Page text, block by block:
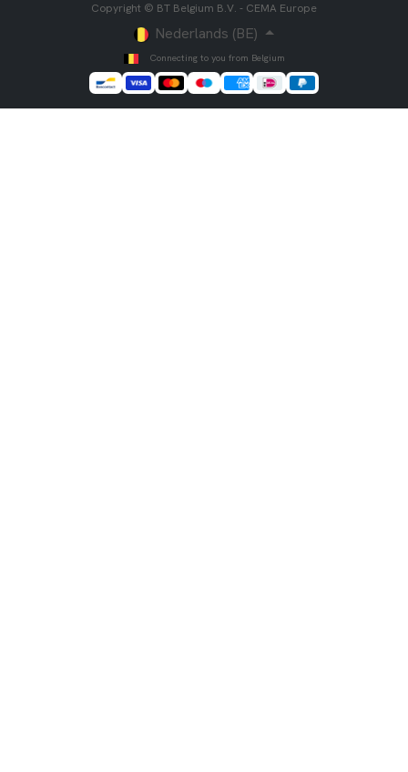
Copyright © BT Belgium B.V. - CEMA Europe
Nederlands (BE)
Connecting to you from Belgium